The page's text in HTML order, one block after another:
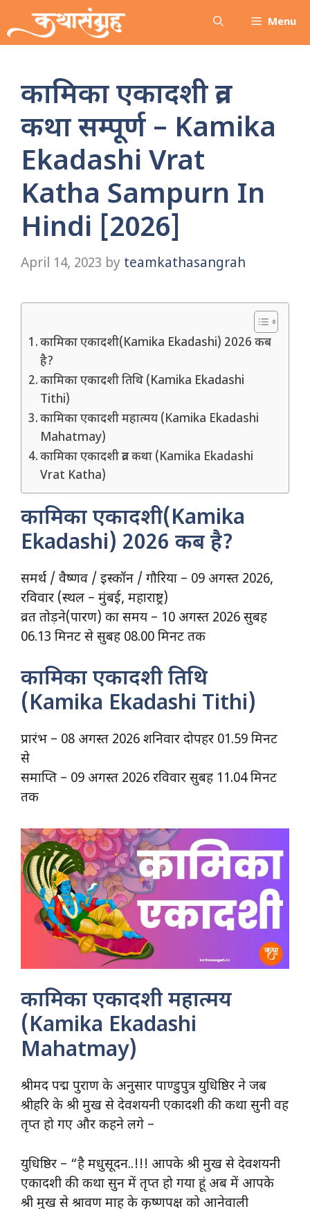
to
content
Menu
कामिका एकादशी व्रत
कथा सम्पूर्ण – Kamika
Ekadashi Vrat
Katha Sampurn In
Hindi [2026]
April 14, 2023 by teamkathasangrah
कामिका एकादशी(Kamika Ekadashi) 2026 कब
है?
कामिका एकादशी तिथि (Kamika Ekadashi
Tithi)
कामिका एकादशी महात्मय (Kamika Ekadashi
Mahatmay)
कामिका एकादशी व्रत कथा (Kamika Ekadashi
Vrat Katha)
कामिका एकादशी(Kamika
Ekadashi) 2026 कब है?
समर्थ / वैष्णव / इस्कॉन / गौरिया – 09 अगस्त 2026,
रविवार (स्थल – मुंबई, महाराष्ट्र)
व्रत तोड़ने(पारण) का समय – 10 अगस्त 2026 सुबह
06.13 मिनट से सुबह 08.00 मिनट तक
कामिका एकादशी तिथि
(Kamika Ekadashi Tithi)
प्रारंभ – 08 अगस्त 2026 शनिवार दोपहर 01.59 मिनट
से
समाप्ति – 09 अगस्त 2026 रविवार सुबह 11.04 मिनट
तक
कामिका एकादशी महात्मय
(Kamika Ekadashi
Mahatmay)
श्रीमद पद्म पुराण के अनुसार पाण्डुपुत्र युधिष्ठिर ने जब
श्रीहरि के श्री मुख से देवशयनी एकादशी की कथा सुनी वह
तृप्त हो गए और कहने लगे –
युधिष्ठिर – “है मधुसूदन..!!! आपके श्री मुख से देवशयनी
एकादशी की कथा सुन में तृप्त हो गया हूं अब में आपके
श्री मुख से श्रावण माह के कृष्णपक्ष को आनेवाली